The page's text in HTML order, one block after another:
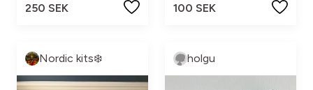
250 SEK
100 SEK
Nordic kits❄️ holgu